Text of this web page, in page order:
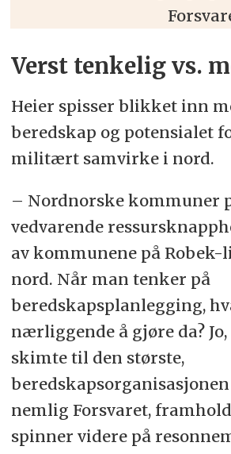
Verst tenkelig vs.
Heier spisser blikket inn
beredskap og potensialet
militært samvirke i nord.
– Nordnorske kommuner
vedvarende
av kommunene på
nord. Når man tenker på
beredskapsplanlegging,
nærliggende å gjøre da? Jo,
skimte til den største,
nemlig Forsvaret,
spinner videre på